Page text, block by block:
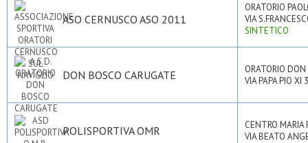
ASO CERNUSCO ASO 2011
ORATORIO
VIA
SINTETICO
DON BOSCO CARUGATE
ORATORIO
VIA PAPA PIO
POLISPORTIVA OMR
CENTRO MARIA
VIA BEATO